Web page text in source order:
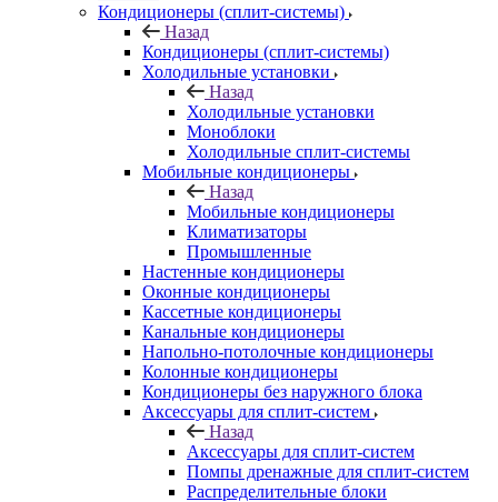
Кондиционеры (сплит-системы)
Назад
Кондиционеры (сплит-системы)
Холодильные установки
Назад
Холодильные установки
Моноблоки
Холодильные сплит-системы
Мобильные кондиционеры
Назад
Мобильные кондиционеры
Климатизаторы
Промышленные
Настенные кондиционеры
Оконные кондиционеры
Кассетные кондиционеры
Канальные кондиционеры
Напольно-потолочные кондиционеры
Колонные кондиционеры
Кондиционеры без наружного блока
Аксессуары для сплит-систем
Назад
Аксессуары для сплит-систем
Помпы дренажные для сплит-систем
Распределительные блоки